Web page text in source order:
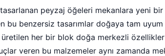
tasarlanan peyzaj öğeleri mekanlara yeni
bu benzersiz tasarımlar doğaya tam uyum
her bir blok doğa merkezli özellikler
veren bu malzemeler aynı zamanda